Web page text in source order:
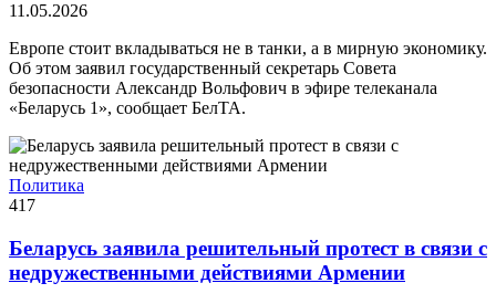
11.05.2026
Европе стоит вкладываться не в танки, а в мирную экономику.
Об этом заявил государственный секретарь Совета
безопасности Александр Вольфович в эфире телеканала
«Беларусь 1», сообщает БелТА.
Политика
417
Беларусь заявила решительный протест в связи с
недружественными действиями Армении